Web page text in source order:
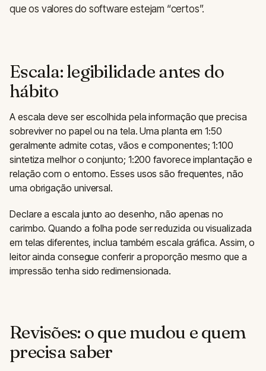
que os valores do software estejam “certos”.
Escala: legibilidade antes do
hábito
A escala deve ser escolhida pela informação que precisa
sobreviver no papel ou na tela. Uma planta em 1:50
geralmente admite cotas, vãos e componentes; 1:100
sintetiza melhor o conjunto; 1:200 favorece implantação e
relação com o entorno. Esses usos são frequentes, não
uma obrigação universal.
Declare a escala junto ao desenho, não apenas no
carimbo. Quando a folha pode ser reduzida ou visualizada
em telas diferentes, inclua também escala gráfica. Assim, o
leitor ainda consegue conferir a proporção mesmo que a
impressão tenha sido redimensionada.
Revisões: o que mudou e quem
precisa saber